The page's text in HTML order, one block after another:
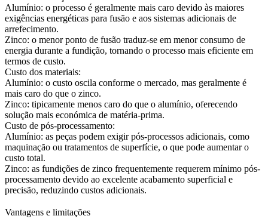
Alumínio: o processo é geralmente mais caro devido às maiores
exigências energéticas para fusão e aos sistemas adicionais de
arrefecimento.
Zinco: o menor ponto de fusão traduz-se em menor consumo de
energia durante a fundição, tornando o processo mais eficiente em
termos de custo.
Custo dos materiais:
Alumínio: o custo oscila conforme o mercado, mas geralmente é
mais caro do que o zinco.
Zinco: tipicamente menos caro do que o alumínio, oferecendo
solução mais económica de matéria-prima.
Custo de pós-processamento:
Alumínio: as peças podem exigir pós-processos adicionais, como
maquinação ou tratamentos de superfície, o que pode aumentar o
custo total.
Zinco: as fundições de zinco frequentemente requerem mínimo pós-
processamento devido ao excelente acabamento superficial e
precisão, reduzindo custos adicionais.
Vantagens e limitações